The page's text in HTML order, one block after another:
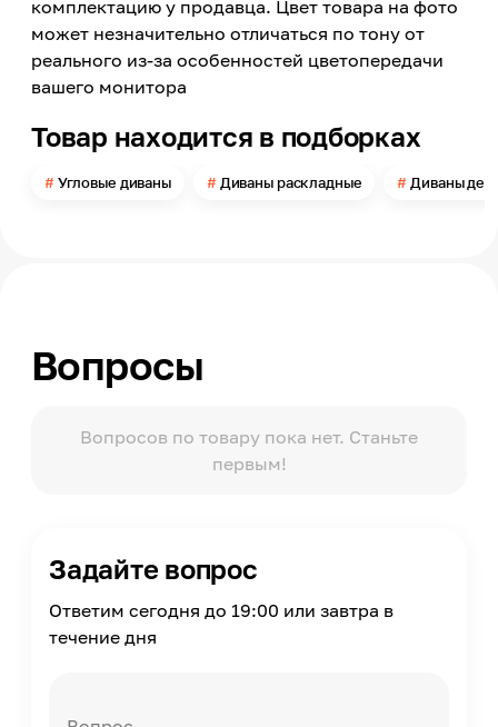
Материал обивки
Рогожка
Цвет
Цвет заявленный производителем
Ширина
1550
Ширина спального места
Короб для хранения
С коробом для хранения
комплектацию у продавца. Цвет товара на фото
может незначительно отличаться по тону от
реального из-за особенностей цветопередачи
вашего монитора
Товар находится в подборках
Угловые диваны Диваны раскладные Диваны
Вопросы
Вопросов по товару пока нет. Станьте
первым!
Задайте вопрос
Ответим сегодня до 19:00 или завтра в
течение дня